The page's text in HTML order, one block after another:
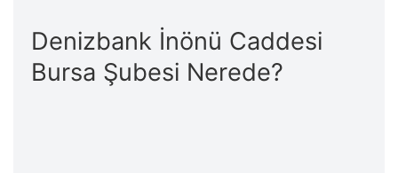
Denizbank İnönü Caddesi
Bursa Şubesi Nerede?